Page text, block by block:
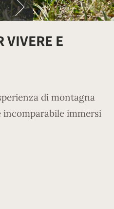
VIVERE E
di montagna
incomparabile immersi